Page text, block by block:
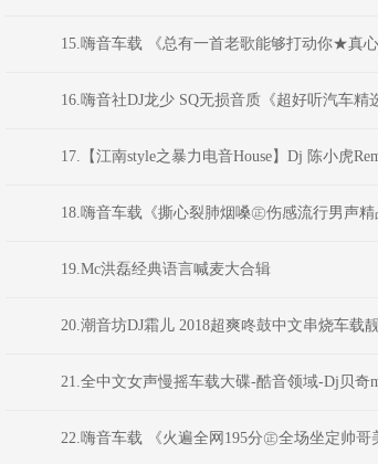
15.嗨音车载 《总有一首老歌能够打动你★真
16.嗨音社DJ龙少 SQ无损音质《超好听汽车
17.【江南style之暴力电音House】Dj 陈小虎
18.嗨音车载《撕心裂肺烟嗓㊣伤感流行男声
19.Mc洪磊经典语言喊麦大合辑
20.潮音坊DJ霜儿 2018超爽咚鼓中文串烧车载
21.全中文女声慢摇车载大碟-酷音领域-Dj贝奇
22.嗨音车载 《火遍全网195分㊣全场坐定帅